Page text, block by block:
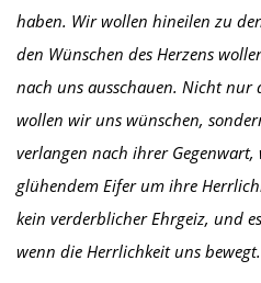
haben. Wir wollen hineilen zu
den Wünschen des Herzens
nach uns ausschauen. Nicht nur
wollen wir uns wünschen,
verlangen nach ihrer
glühendem Eifer um ihre
kein verderblicher Ehrgeiz, und
wenn die Herrlichkeit uns